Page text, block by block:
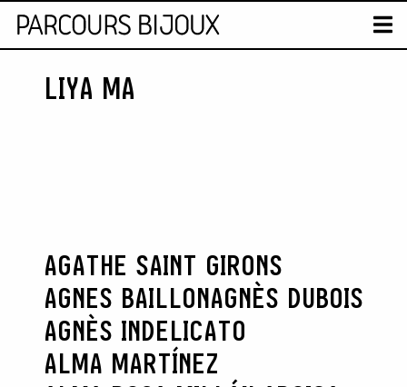
Retour au contenu
MAPLIYA MA
AGATHE SAINT GIRONS
AGNES BAILLONAGNÈS DUBOIS
AGNÈS INDELICATO
ALMA MARTÍNEZ